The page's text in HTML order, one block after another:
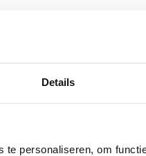
Details
personaliseren, om
soorten vuil op harde